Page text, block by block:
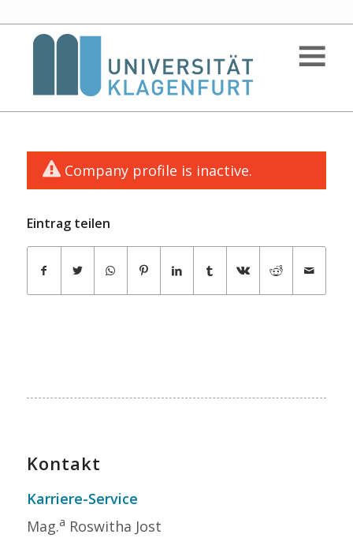
Company profile is inactive.
Eintrag teilen
Kontakt
Karriere-Service
Mag.a Roswitha Jost